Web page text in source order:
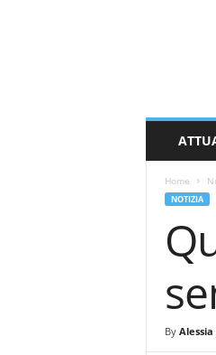
Home
NOTIZIA
By Alessia